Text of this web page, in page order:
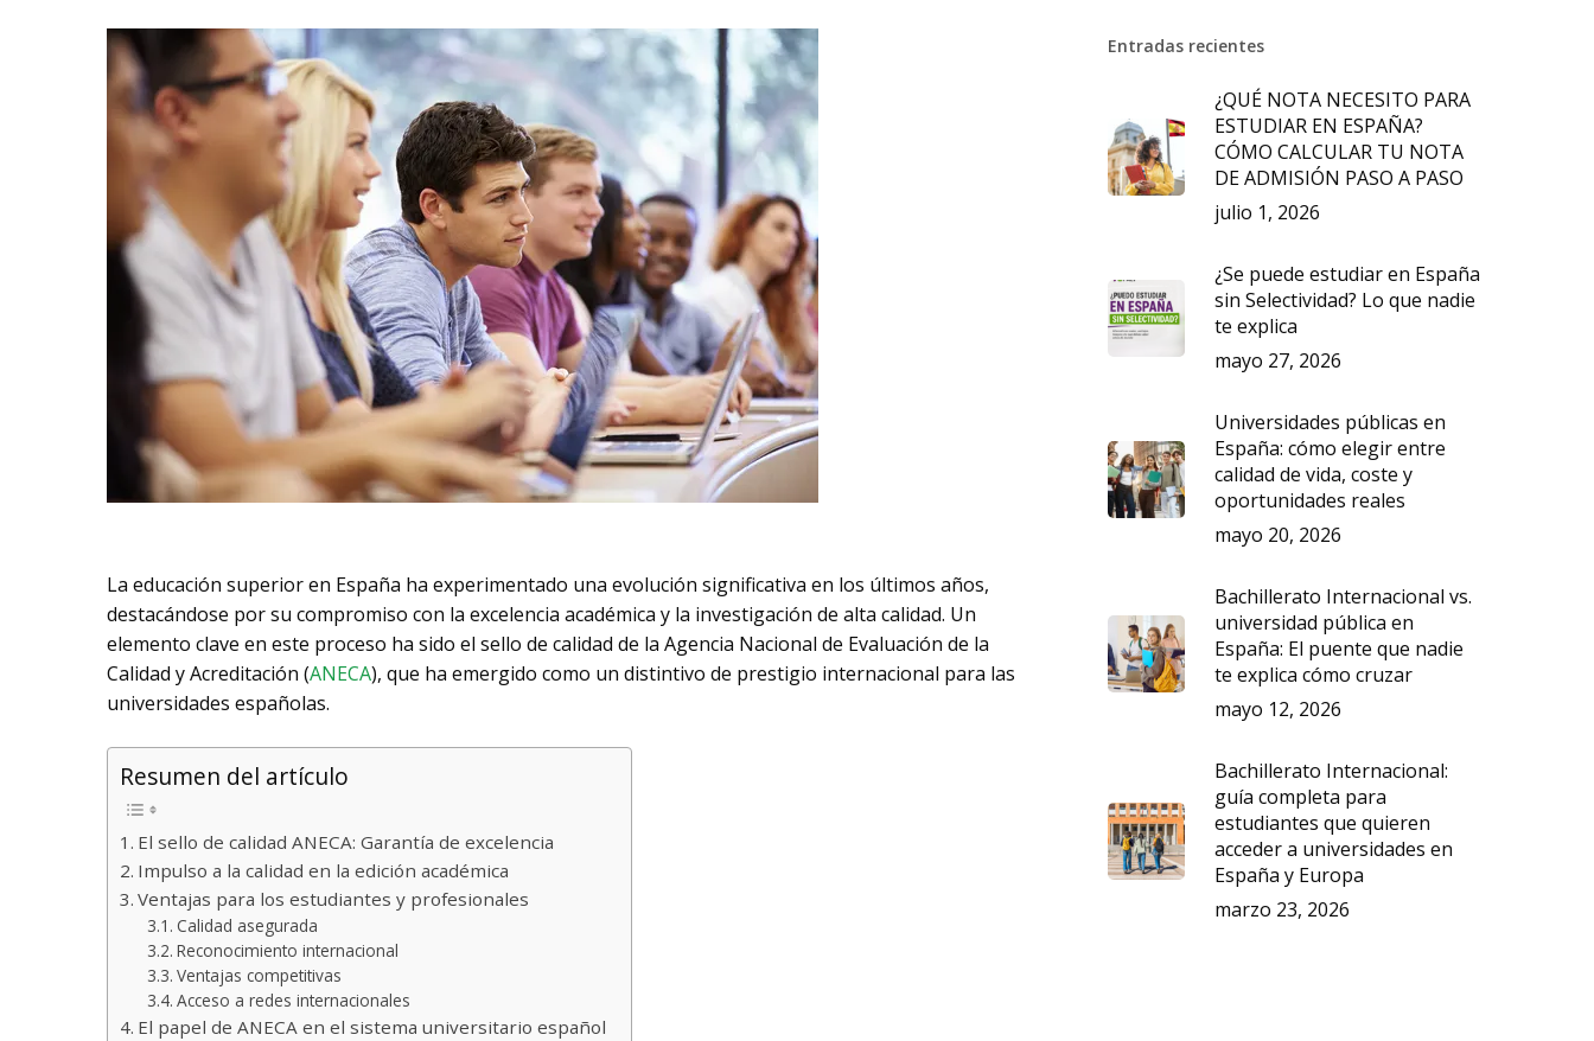
La educación superior en España ha experimentado una evolución significativa en los últimos años,
destacándose por su compromiso con la excelencia académica y la investigación de alta calidad. Un
elemento clave en este proceso ha sido el sello de calidad de la Agencia Nacional de Evaluación de la
Calidad y Acreditación (ANECA), que ha emergido como un distintivo de prestigio internacional para las
universidades españolas.
Resumen del artículo
El sello de calidad ANECA: Garantía de excelencia
Impulso a la calidad en la edición académica
Ventajas para los estudiantes y profesionales
Calidad asegurada
Reconocimiento internacional
Ventajas competitivas
Acceso a redes internacionales
El papel de ANECA en el sistema universitario español
Entradas recientes
¿QUÉ NOTA NECESITO PARA
ESTUDIAR EN ESPAÑA?
CÓMO CALCULAR TU NOTA
DE ADMISIÓN PASO A PASO
julio 1, 2026
¿Se puede estudiar en España
sin Selectividad? Lo que nadie
te explica
mayo 27, 2026
Universidades públicas en
España: cómo elegir entre
calidad de vida, coste y
oportunidades reales
mayo 20, 2026
Bachillerato Internacional vs.
universidad pública en
España: El puente que nadie
te explica cómo cruzar
mayo 12, 2026
Bachillerato Internacional:
guía completa para
estudiantes que quieren
acceder a universidades en
España y Europa
marzo 23, 2026